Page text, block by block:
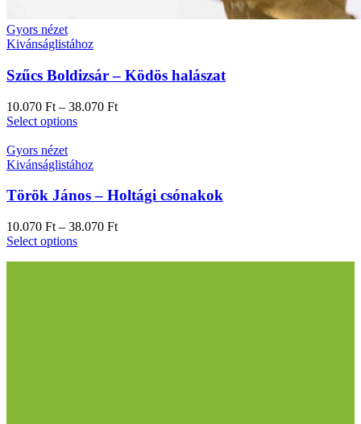
Gyors nézet
Kivánságlistához
Szűcs Boldizsár – Ködös halászat
10.070 Ft – 38.070 Ft
Select options
Gyors nézet
Kivánságlistához
Török János – Holtági csónakok
10.070 Ft – 38.070 Ft
Select options